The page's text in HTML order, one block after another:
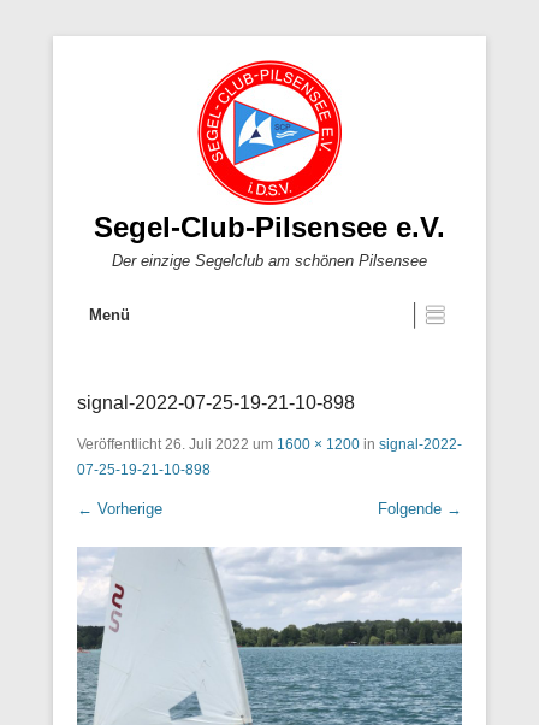
Segel-Club-Pilsensee e.V.
Der einzige Segelclub am schönen Pilsensee
Menü
signal-2022-07-25-19-21-10-898
Veröffentlicht26. Juli 2022 um 1600 × 1200 in signal-2022-
07-25-19-21-10-898
← Vorherige Folgende →